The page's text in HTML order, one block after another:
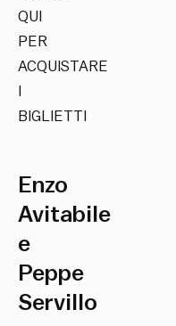
QUI
PER
ACQUISTARE
BIGLIETTI
Enzo
Avitabile
e
Peppe
Servillo